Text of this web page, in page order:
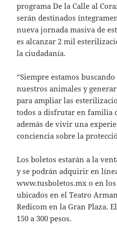
programa De la Calle al
serán destinados
nueva jornada masiva de
es alcanzar 2 mil
la ciudadanía.
“Siempre estamos
nuestros animales y
para ampliar las
todos a disfrutar en familia
además de vivir una
conciencia sobre la
Los boletos estarán a la
y se podrán adquirir en
www.tusboletos.mx o en
ubicados en el Teatro
Redicom en la Gran Plaza.
150 a 300 pesos.